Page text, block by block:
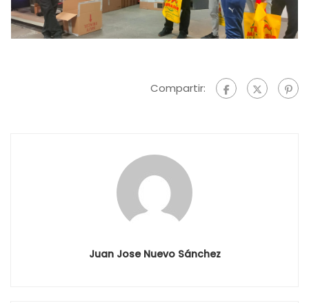
Compartir:
Juan Jose Nuevo Sánchez